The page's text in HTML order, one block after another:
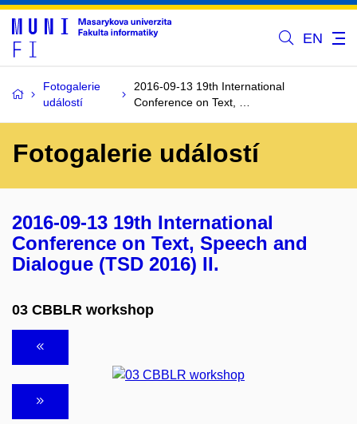
EN
Fotogalerie
událostí
2016-09-13 19th International
Conference on Text, …
Fotogalerie událostí
2016-09-13 19th International
Conference on Text, Speech and
Dialogue (TSD 2016) II.
03 CBBLR workshop